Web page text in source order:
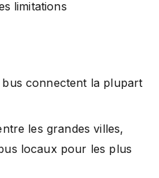
limitations
connectent la plupart
les grandes villes,
locaux pour les plus